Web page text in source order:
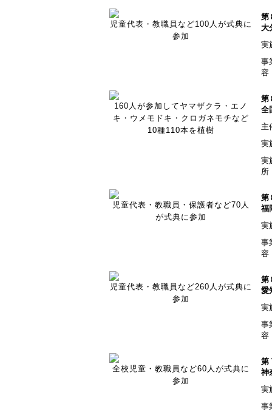
児童代表・教職員など100人が式典に
参加
第
大
実
事
容
160人が参加してヤマザクラ・エノ
キ・ウメモドキ・クロガネモチなど
10種110本を植樹
第
全
主
実
実
所
児童代表・教職員・保護者など70人
が式典に参加
第
福
実
事
容
児童代表・教職員など260人が式典に
参加
第
愛
実
事
容
全校児童・教職員など60人が式典に
参加
第
神
実
事